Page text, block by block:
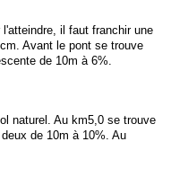
il faut franchir une
Avant le pont se trouve
de 10m à 6%.
naturel. Au km5,0 se trouve
de 10m à 10%. Au